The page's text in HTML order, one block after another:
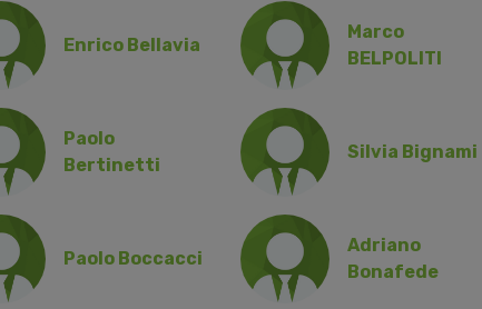
Enrico Bellavia
Marco
BELPOLITI
Paolo
Bertinetti
Silvia Bignami
Paolo Boccacci
Adriano
Bonafede